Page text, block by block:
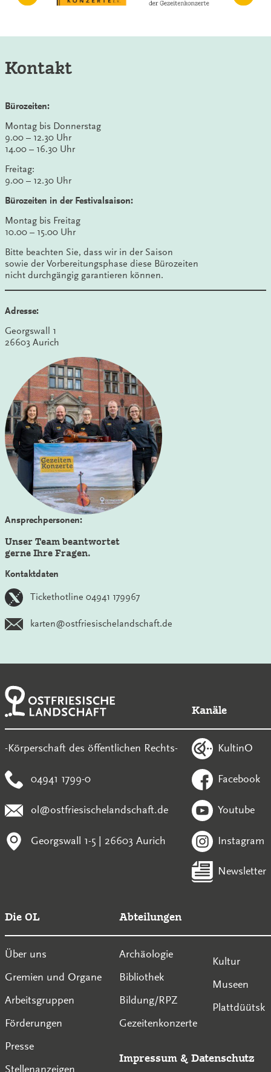
Kontakt
Bürozeiten:
Montag bis Donnerstag
9.00 – 12.30 Uhr
14.00 – 16.30 Uhr
Freitag:
9.00 – 12.30 Uhr
Bürozeiten in der Festivalsaison:
Montag bis Freitag
10.00 – 15.00 Uhr
Bitte beachten Sie, dass wir in der Saison
sowie der Vorbereitungsphase diese Bürozeiten
nicht durchgängig garantieren können.
Adresse:
Georgswall 1
26603 Aurich
Ansprechpersonen:
Unser Team beantwortet
gerne Ihre Fragen.
Kontaktdaten
Tickethotline 04941 179967
karten@ostfriesischelandschaft.de
-Körperschaft des öffentlichen Rechts-
04941 1799-0
ol@ostfriesischelandschaft.de
Georgswall 1-5 | 26603 Aurich
Kanäle
KultinO
Facebook
Youtube
Instagram
Newsletter
Die OL
Über uns
Gremien und Organe
Arbeitsgruppen
Förderungen
Presse
Stellenanzeigen
Abteilungen
Archäologie
Bibliothek
Bildung/RPZ
Gezeitenkonzerte
Kultur
Museen
Plattdüütsk
Impressum & Datenschutz